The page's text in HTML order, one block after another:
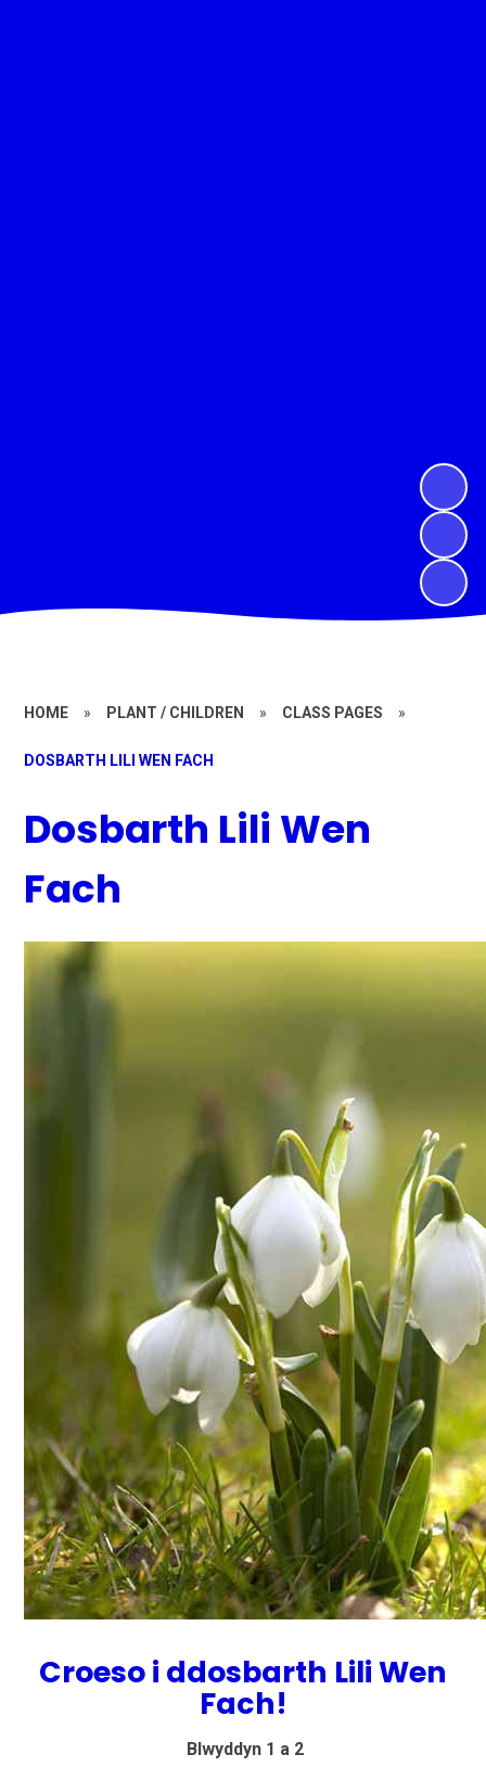
HOME » PLANT / CHILDREN » CLASS PAGES »
DOSBARTH LILI WEN FACH
Dosbarth Lili Wen
Fach
Croeso i ddosbarth Lili Wen
Fach!
Blwyddyn 1 a 2